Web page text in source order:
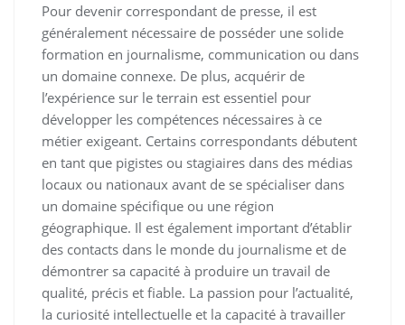
Pour devenir correspondant de presse, il est
généralement nécessaire de posséder une solide
formation en journalisme, communication ou dans
un domaine connexe. De plus, acquérir de
l’expérience sur le terrain est essentiel pour
développer les compétences nécessaires à ce
métier exigeant. Certains correspondants débutent
en tant que pigistes ou stagiaires dans des médias
locaux ou nationaux avant de se spécialiser dans
un domaine spécifique ou une région
géographique. Il est également important d’établir
des contacts dans le monde du journalisme et de
démontrer sa capacité à produire un travail de
qualité, précis et fiable. La passion pour l’actualité,
la curiosité intellectuelle et la capacité à travailler